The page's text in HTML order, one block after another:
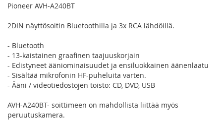
Pioneer AVH-A240BT
2DIN näyttösoitin Bluetoothilla ja 3x RCA lähdöillä.
- Bluetooth
- 13-kaistainen graafinen taajuuskorjain
- Edistyneet ääniominaisuudet ja ensiluokkainen äänenlaatu
- Sisältää mikrofonin HF-puheluita varten.
- Ääni / videotiedostojen toisto: CD, DVD, USB
AVH-A240BT- soittimeen on mahdollista liittää myös
peruutuskamera.